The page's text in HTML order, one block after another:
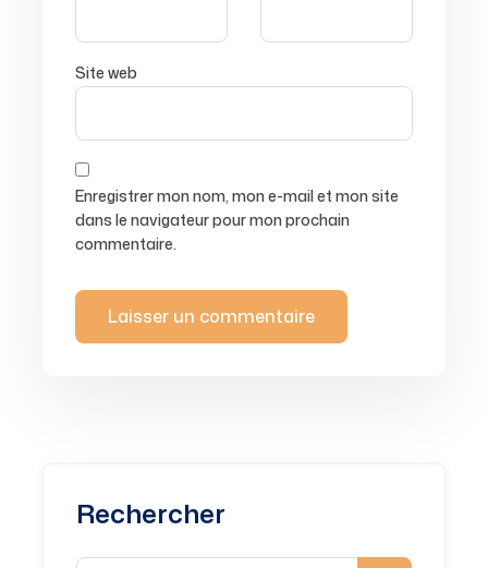
Site web
Enregistrer mon nom, mon e-mail et mon site
dans le navigateur pour mon prochain
commentaire.
Rechercher